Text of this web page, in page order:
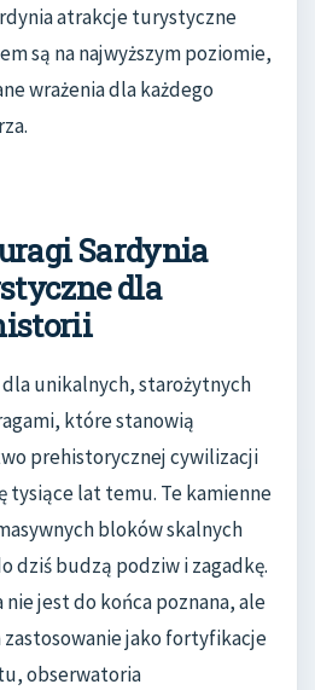
atrakcje turystyczne
są na najwyższym poziomie,
wrażenia dla każdego
Sardynia
dla
unikalnych, starożytnych
które stanowią
prehistorycznej cywilizacji
tysiące lat temu. Te kamienne
bloków skalnych
dziś budzą podziw i zagadkę.
jest do końca poznana, ale
jako fortyfikacje
obserwatoria